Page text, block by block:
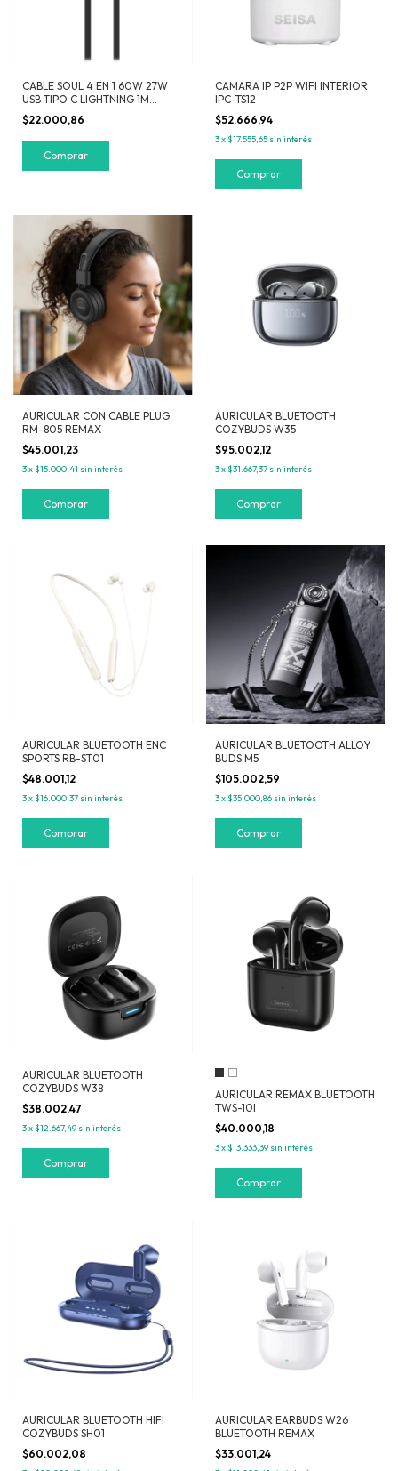
CABLE SOUL 4 EN 1 60W 27W
USB TIPO C LIGHTNING 1M
NEGRO
$22.000,86
CAMARA IP P2P WIFI INTERIOR
IPC-TS12
$52.666,94
3x$17.555,65 sin interés
AURICULAR CON CABLE PLUG
RM-805 REMAX
$45.001,23
3x$15.000,41 sin interés
AURICULAR BLUETOOTH
COZYBUDS W35
$95.002,12
3x$31.667,37 sin interés
Comprar
AURICULAR BLUETOOTH ENC
SPORTS RB-ST01
$48.001,12
3x$16.000,37 sin interés
Comprar
AURICULAR BLUETOOTH ALLOY
BUDS M5
$105.002,59
3x$35.000,86 sin interés
AURICULAR BLUETOOTH
COZYBUDS W38
$38.002,47
3x$12.667,49 sin interés
AURICULAR REMAX BLUETOOTH
TWS-10I
$40.000,18
3x$13.333,39 sin interés
Comprar
AURICULAR BLUETOOTH HIFI
COZYBUDS SH01
$60.002,08
AURICULAR EARBUDS W26
BLUETOOTH REMAX
$33.001,24